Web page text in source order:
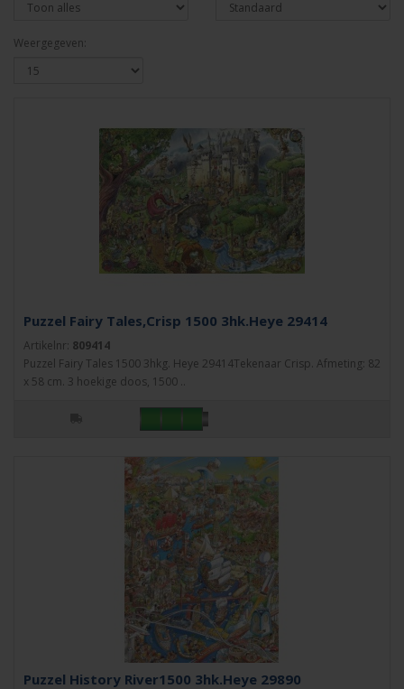
Weergegeven:
Puzzel Fairy Tales,Crisp 1500 3hk.Heye 29414
Artikelnr: 809414
Puzzel Fairy Tales 1500 3hkg. Heye 29414Tekenaar Crisp. Afmeting: 82
x 58 cm. 3 hoekige doos, 1500 ..
Puzzel History River1500 3hk.Heye 29890